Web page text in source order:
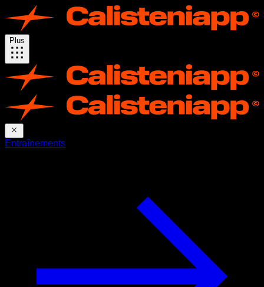
Plus
Entraînements